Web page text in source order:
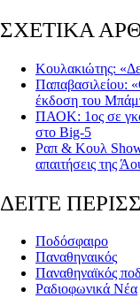
ΣΧΕΤΙΚΑ
Κουλακιώτης:
Παπαβασιλείου:
έκδοση του
ΠΑΟΚ: 1ος σε
στο Big-5
Ραπ & Κουλ
απαιτήσεις της
ΔΕΙΤΕ
Ποδόσφαιρο
Παναθηναικός
Παναθηναϊκός
Ραδιοφωνικά Νέα